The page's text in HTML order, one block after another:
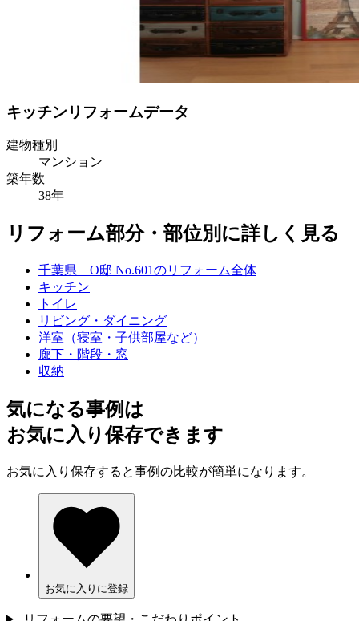
キッチンリフォームデータ
建物種別
マンション
築年数
38年
リフォーム部分・部位別に詳しく見る
千葉県 O邸 No.601のリフォーム全体
キッチン
トイレ
リビング・ダイニング
洋室（寝室・子供部屋など）
廊下・階段・窓
収納
気になる事例は
お気に入り保存できます
お気に入り保存すると事例の比較が簡単になります。
お気に入りに登録